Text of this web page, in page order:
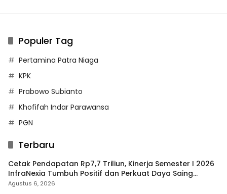
Populer Tag
Pertamina Patra Niaga
KPK
Prabowo Subianto
Khofifah Indar Parawansa
PGN
Terbaru
Cetak Pendapatan Rp7,7 Triliun, Kinerja Semester I 2026
InfraNexia Tumbuh Positif dan Perkuat Daya Saing
Industri Digital
Agustus 6, 2026